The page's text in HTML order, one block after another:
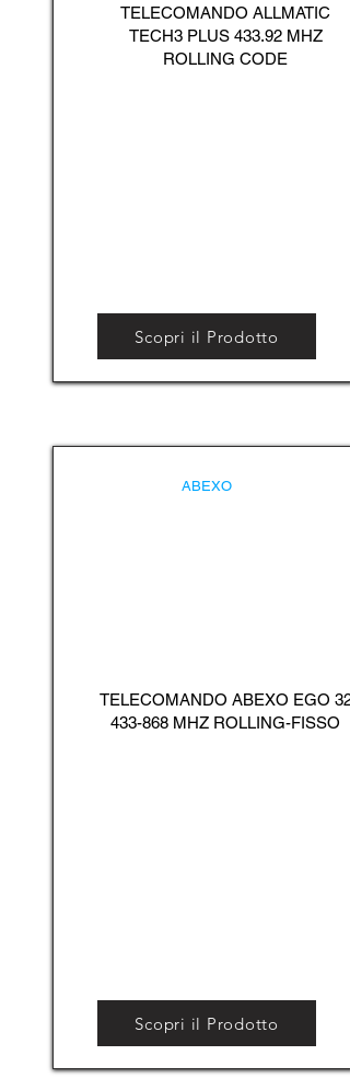
TELECOMANDO ALLMATIC
TECH3 PLUS 433.92 MHZ
ROLLING CODE
Scopri il Prodotto
ABEXO
TELECOMANDO ABEXO EGO 32
433-868 MHZ ROLLING-FISSO
Scopri il Prodotto